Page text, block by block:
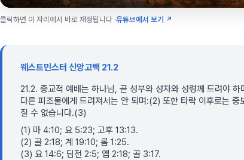
클릭하면 이 자리에서 바로 재생됩니다 ·유튜브에서 보기 ↗
웨스트민스터 신앙고백 21.2
21.2. 종교적 예배는 하나님, 곧 성부와 성자와 성령께 드려야
다른 피조물에게 드려져서는 안 되며:(2) 또한 타락 이후로는
질 수 없습니다.(3)
(1) 마 4:10; 요 5:23; 고후 13:13.
(2) 골 2:18; 계 19:10; 롬 1:25.
(3) 요 14:6; 딤전 2:5; 엡 2:18; 골 3:17.